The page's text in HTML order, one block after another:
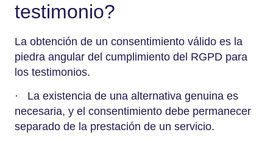
testimonio?
La obtención de un consentimiento válido es la
piedra angular del cumplimiento del RGPD para
los testimonios.
· La existencia de una alternativa genuina es
necesaria, y el consentimiento debe permanecer
separado de la prestación de un servicio.